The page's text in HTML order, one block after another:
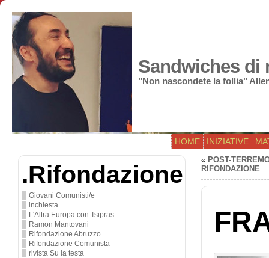
Sandwiches di
"Non nascondete la follia"
HOME INIZIATIVE
.Rifondazione
Giovani Comunisti/e
inchiesta
L'Altra Europa con Tsipras
Ramon Mantovani
Rifondazione Abruzzo
Rifondazione Comunista
rivista Su la testa
« POST-
RIFONDAZIONE